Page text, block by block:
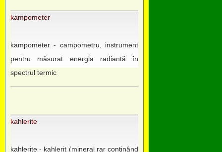
kampometer
kampometer - campometru, instrument
pentru măsurat energia radiantă în
spectrul termic
kahlerite
kahlerite - kahlerit (mineral rar conţinând